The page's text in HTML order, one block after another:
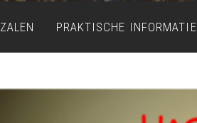
ZALEN PRAKTISCHE INFORMATIE